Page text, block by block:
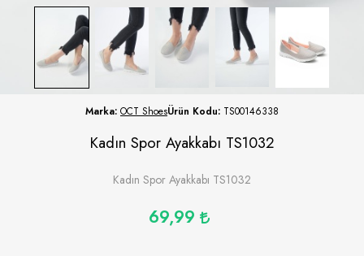
Marka: OCT ShoesÜrün Kodu: TS00146338
Kadın Spor Ayakkabı TS1032
Kadın Spor Ayakkabı TS1032
69,99